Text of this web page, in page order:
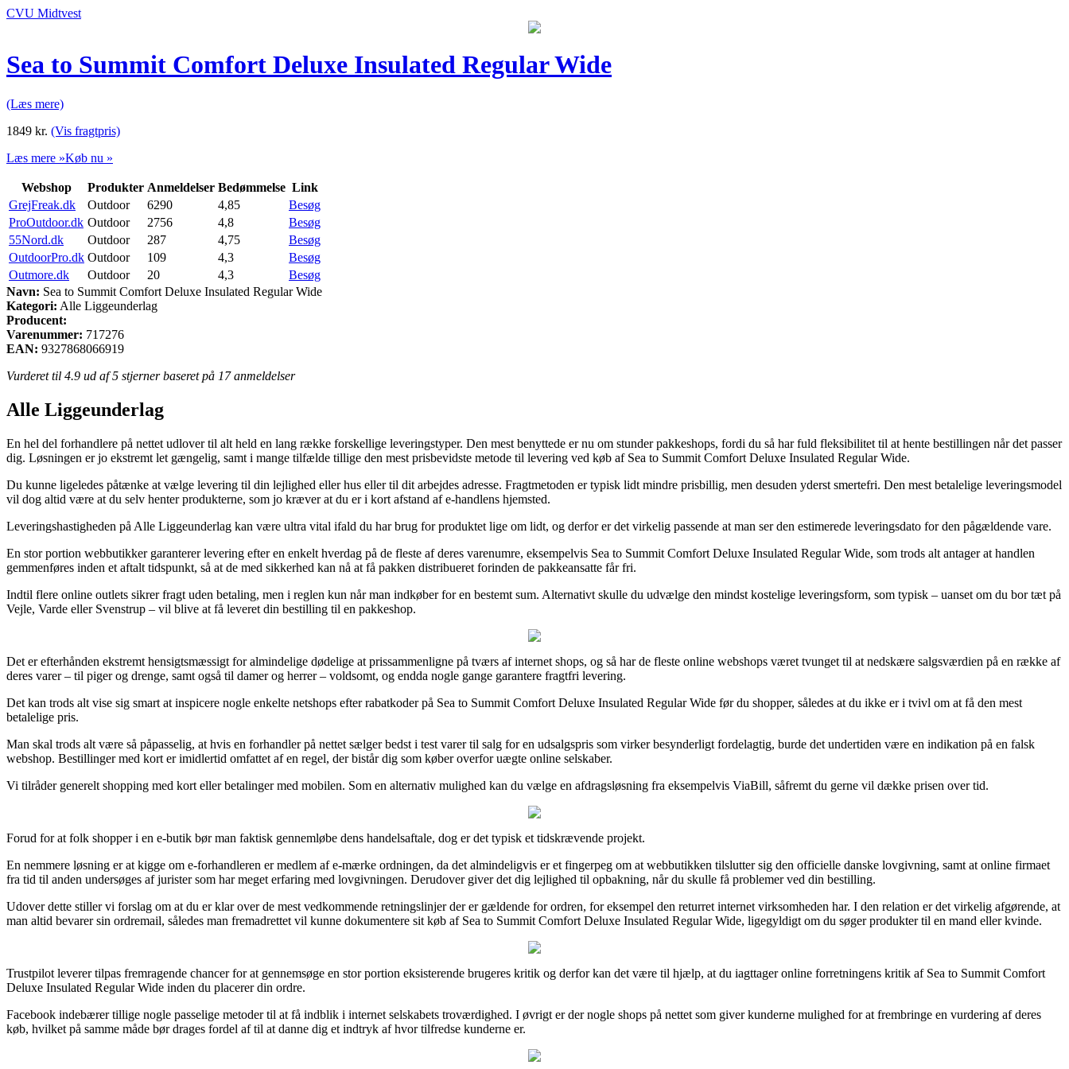
CVU Midtvest
Sea to Summit Comfort Deluxe Insulated Regular Wide
(Læs mere)
1849 kr. (Vis fragtpris)
Læs mere »Køb nu »
Webshop Produkter Anmeldelser Bedømmelse Link
GrejFreak.dk
Outdoor 6290 4,85
Besøg
ProOutdoor.dk Outdoor 2756 4,8
Besøg
55Nord.dk
Outdoor 287 4,75
Besøg
OutdoorPro.dk Outdoor 109 4,3
Besøg
Outmore.dk
Outdoor 20 4,3
Besøg
Navn: Sea to Summit Comfort Deluxe Insulated Regular Wide
Kategori: Alle Liggeunderlag
Producent:
Varenummer: 717276
EAN: 9327868066919
Vurderet til 4.9 ud af 5 stjerner baseret på 17anmeldelser
Alle Liggeunderlag
En hel del forhandlere på nettet udlover til alt held en lang række forskellige leveringstyper. Den mest benyttede er nu om stunder pakkeshops, fordi du så har fuld fleksibilitet til at hente bestillingen når det passer
dig. Løsningen er jo ekstremt let gængelig, samt i mange tilfælde tillige den mest prisbevidste metode til levering ved køb af Sea to Summit Comfort Deluxe Insulated Regular Wide.
Du kunne ligeledes påtænke at vælge levering til din lejlighed eller hus eller til dit arbejdes adresse. Fragtmetoden er typisk lidt mindre prisbillig, men desuden yderst smertefri. Den mest betalelige leveringsmodel
vil dog altid være at du selv henter produkterne, som jo kræver at du er i kort afstand af e-handlens hjemsted.
Leveringshastigheden på Alle Liggeunderlag kan være ultra vital ifald du har brug for produktet lige om lidt, og derfor er det virkelig passende at man ser den estimerede leveringsdato for den pågældende vare.
En stor portion webbutikker garanterer levering efter en enkelt hverdag på de fleste af deres varenumre, eksempelvis Sea to Summit Comfort Deluxe Insulated Regular Wide, som trods alt antager at handlen
gemmenføres inden et aftalt tidspunkt, så at de med sikkerhed kan nå at få pakken distribueret forinden de pakkeansatte får fri.
Indtil flere online outlets sikrer fragt uden betaling, men i reglen kun når man indkøber for en bestemt sum. Alternativt skulle du udvælge den mindst kostelige leveringsform, som typisk – uanset om du bor tæt på
Vejle, Varde eller Svenstrup – vil blive at få leveret din bestilling til en pakkeshop.
Det er efterhånden ekstremt hensigtsmæssigt for almindelige dødelige at prissammenligne på tværs af internet shops, og så har de fleste online webshops været tvunget til at nedskære salgsværdien på en række af
deres varer – til piger og drenge, samt også til damer og herrer – voldsomt, og endda nogle gange garantere fragtfri levering.
Det kan trods alt vise sig smart at inspicere nogle enkelte netshops efter rabatkoder på Sea to Summit Comfort Deluxe Insulated Regular Wide før du shopper, således at du ikke er i tvivl om at få den mest
betalelige pris.
Man skal trods alt være så påpasselig, at hvis en forhandler på nettet sælger bedst i test varer til salg for en udsalgspris som virker besynderligt fordelagtig, burde det undertiden være en indikation på en falsk
webshop. Bestillinger med kort er imidlertid omfattet af en regel, der bistår dig som køber overfor uægte online selskaber.
Vi tilråder generelt shopping med kort eller betalinger med mobilen. Som en alternativ mulighed kan du vælge en afdragsløsning fra eksempelvis ViaBill, såfremt du gerne vil dække prisen over tid.
Forud for at folk shopper i en e-butik bør man faktisk gennemløbe dens handelsaftale, dog er det typisk et tidskrævende projekt.
En nemmere løsning er at kigge om e-forhandleren er medlem af e-mærke ordningen, da det almindeligvis er et fingerpeg om at webbutikken tilslutter sig den officielle danske lovgivning, samt at online firmaet
fra tid til anden undersøges af jurister som har meget erfaring med lovgivningen. Derudover giver det dig lejlighed til opbakning, når du skulle få problemer ved din bestilling.
Udover dette stiller vi forslag om at du er klar over de mest vedkommende retningslinjer der er gældende for ordren, for eksempel den returret internet virksomheden har. I den relation er det virkelig afgørende, at
man altid bevarer sin ordremail, således man fremadrettet vil kunne dokumentere sit køb af Sea to Summit Comfort Deluxe Insulated Regular Wide, ligegyldigt om du søger produkter til en mand eller kvinde.
Trustpilot leverer tilpas fremragende chancer for at gennemsøge en stor portion eksisterende brugeres kritik og derfor kan det være til hjælp, at du iagttager online forretningens kritik af Sea to Summit Comfort
Deluxe Insulated Regular Wide inden du placerer din ordre.
Facebook indebærer tillige nogle passelige metoder til at få indblik i internet selskabets troværdighed. I øvrigt er der nogle shops på nettet som giver kunderne mulighed for at frembringe en vurdering af deres
køb, hvilket på samme måde bør drages fordel af til at danne dig et indtryk af hvor tilfredse kunderne er.